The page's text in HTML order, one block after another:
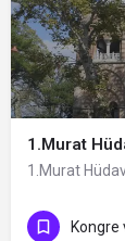
1.Murat
Kongre